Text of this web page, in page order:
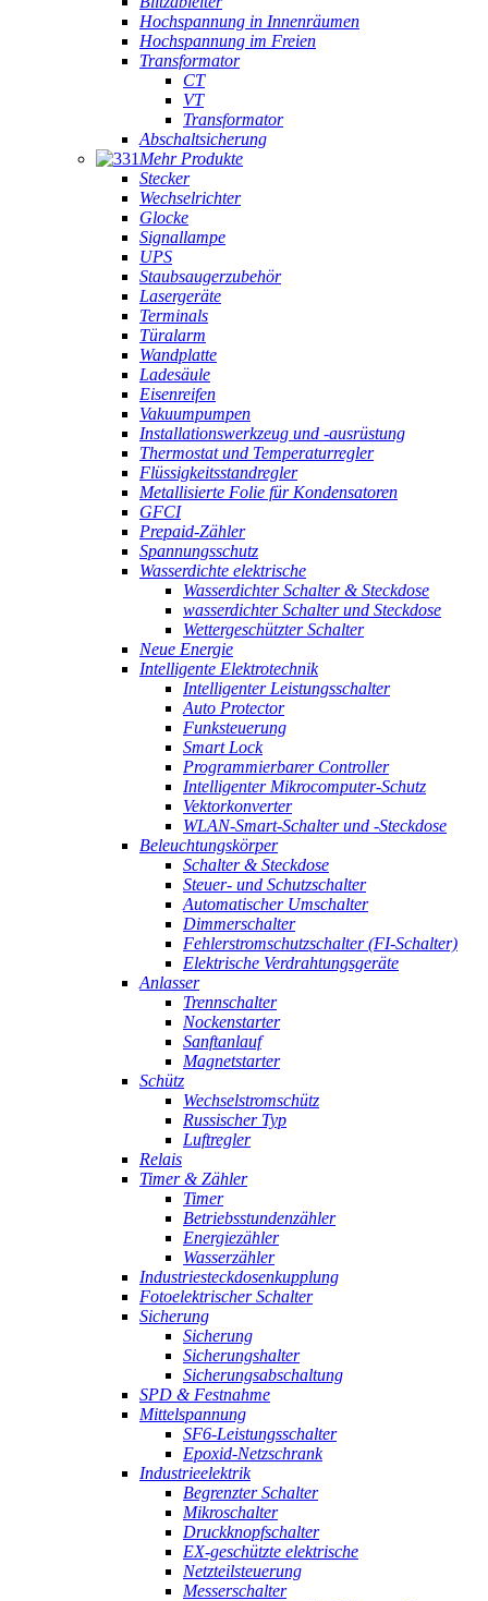
Hochspannung in Innenräumen
Hochspannung im Freien
Transformator
CT
VT
Transformator
Abschaltsicherung
Mehr Produkte
Stecker
Wechselrichter
Glocke
Signallampe
UPS
Staubsaugerzubehör
Lasergeräte
Terminals
Türalarm
Wandplatte
Ladesäule
Eisenreifen
Vakuumpumpen
Installationswerkzeug und -ausrüstung
Thermostat und Temperaturregler
Flüssigkeitsstandregler
Metallisierte Folie für Kondensatoren
GFCI
Prepaid-Zähler
Spannungsschutz
Wasserdichte elektrische
Wasserdichter Schalter & Steckdose
wasserdichter Schalter und Steckdose
Wettergeschützter Schalter
Neue Energie
Intelligente Elektrotechnik
Intelligenter Leistungsschalter
Auto Protector
Funksteuerung
Smart Lock
Programmierbarer Controller
Intelligenter Mikrocomputer-Schutz
Vektorkonverter
WLAN-Smart-Schalter und -Steckdose
Beleuchtungskörper
Schalter & Steckdose
Steuer- und Schutzschalter
Automatischer Umschalter
Dimmerschalter
Fehlerstromschutzschalter (FI-Schalter)
Elektrische Verdrahtungsgeräte
Anlasser
Trennschalter
Nockenstarter
Sanftanlauf
Magnetstarter
Schütz
Wechselstromschütz
Russischer Typ
Luftregler
Relais
Timer & Zähler
Timer
Betriebsstundenzähler
Energiezähler
Wasserzähler
Industriesteckdosenkupplung
Fotoelektrischer Schalter
Sicherung
Sicherung
Sicherungshalter
Sicherungsabschaltung
SPD & Festnahme
Mittelspannung
SF6-Leistungsschalter
Epoxid-Netzschrank
Industrieelektrik
Begrenzter Schalter
Mikroschalter
Druckknopfschalter
EX-geschützte elektrische
Netzteilsteuerung
Messerschalter